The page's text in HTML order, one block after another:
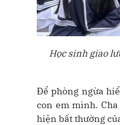
Học sinh giao
Để phòng ngừa
con em mình.
hiện bất thường